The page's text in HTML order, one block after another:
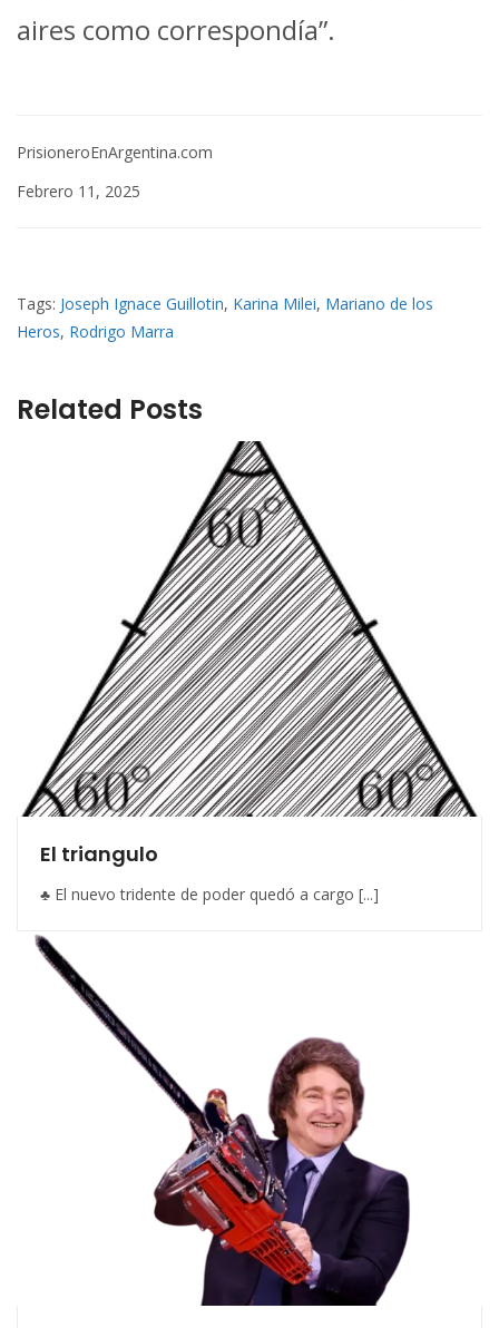
aires como correspondía”.
PrisioneroEnArgentina.com
Febrero 11, 2025
Tags: Joseph Ignace Guillotin, Karina Milei, Mariano de los
Heros, Rodrigo Marra
Related Posts
El triangulo
♣ El nuevo tridente de poder quedó a cargo [...]